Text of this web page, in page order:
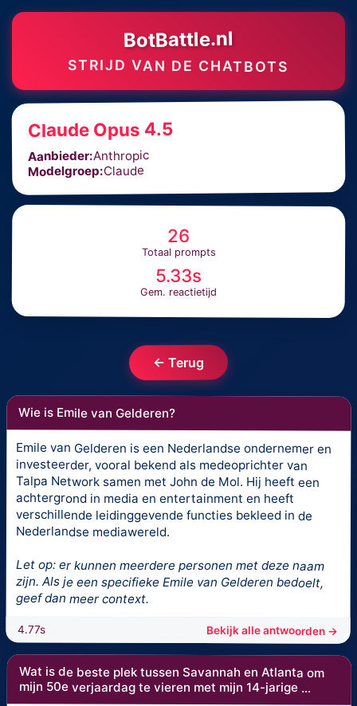
BotBattle.nl
STRIJD VAN DE CHATBOTS
Claude Opus 4.5
Aanbieder:Anthropic
Modelgroep:Claude
26
Totaal prompts
5.33s
Gem. reactietijd
← Terug
Wie is Emile van Gelderen?
Emile van Gelderen is een Nederlandse ondernemer en
investeerder, vooral bekend als medeoprichter van
Talpa Network samen met John de Mol. Hij heeft een
achtergrond in media en entertainment en heeft
verschillende leidinggevende functies bekleed in de
Nederlandse mediawereld.
Let op: er kunnen meerdere personen met deze naam
zijn. Als je een specifieke Emile van Gelderen bedoelt,
geef dan meer context.
4.77s Bekijk alle antwoorden →
Wat is de beste plek tussen Savannah en Atlanta om
mijn 50e verjaardag te vieren met mijn 14-jarige ...